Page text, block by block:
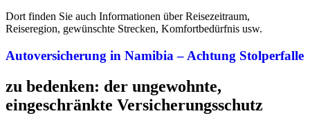
Dort finden Sie auch Informationen über Reisezeitraum,
Reiseregion, gewünschte Strecken, Komfortbedürfnis usw.
Autoversicherung in Namibia – Achtung Stolperfalle
zu bedenken: der ungewohnte,
eingeschränkte Versicherungsschutz